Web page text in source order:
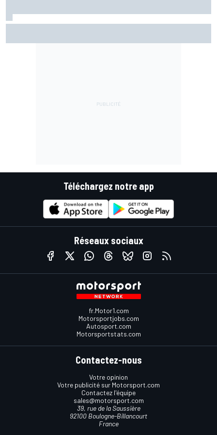
Téléchargez notre app
Réseaux sociaux
fr.Motor1.com
Motorsportjobs.com
Autosport.com
Motorsportstats.com
Contactez-nous
Votre opinion
Votre publicité sur Motorsport.com
Contactez l'équipe
sales@motorsport.com
39, rue de la Saussière
92100 Boulogne-Billancourt
France